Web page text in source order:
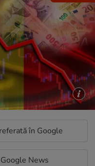
în Google
News